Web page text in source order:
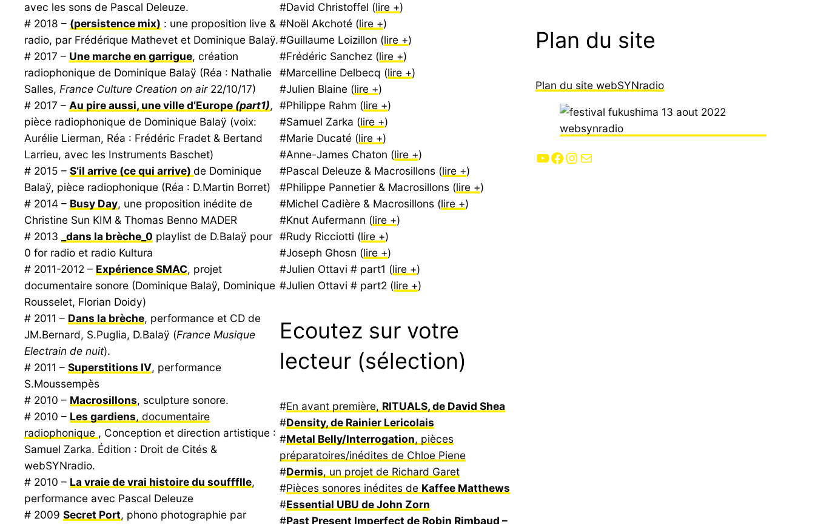
avec les sons de Pascal Deleuze.
# 2018 – (persistence mix) : une proposition live &
radio, par Frédérique Mathevet et Dominique Balaÿ.
# 2017 – Une marche en garrigue, création
radiophonique de Dominique Balaÿ (Réa : Nathalie
Salles, France Culture Creation on air22/10/17)
# 2017 – Au pire aussi, une ville d’Europe (part1),
pièce radiophonique de Dominique Balaÿ (voix:
Aurélie Lierman, Réa : Frédéric Fradet & Bertand
Larrieu, avec les Instruments Baschet)
# 2015 – S’il arrive (ce qui arrive) de Dominique
Balaÿ, pièce radiophonique (Réa : D.Martin Borret)
# 2014 – Busy Day, une proposition inédite de
Christine Sun KIM & Thomas Benno MADER
# 2013
_dans la brèche_0 playlist de D.Balaÿ pour
0 for radio et radio Kultura
# 2011-2012 – Expérience SMAC, projet
documentaire sonore (Dominique Balaÿ, Dominique
Rousselet, Florian Doidy)
# 2011 – Dans la brèche, performance et CD de
JM.Bernard, S.Puglia, D.Balaÿ (France Musique
Electrain de nuit).
# 2011 – Superstitions IV, performance
S.Moussempès
# 2010 – Macrosillons, sculpture sonore.
# 2010 – Les gardiens, documentaire
radiophonique , Conception et direction artistique :
Samuel Zarka. Édition : Droit de Cités &
webSYNradio.
# 2010 – La vraie de vrai histoire du souffflle,
performance avec Pascal Deleuze
# 2009 Secret Port, phono photographie par
#David Christoffel (lire +)
#Noël Akchoté (lire +)
#Guillaume Loizillon (lire +)
#Frédéric Sanchez (lire +)
#Marcelline Delbecq (lire +)
#Julien Blaine (lire +)
#Philippe Rahm (lire +)
#Samuel Zarka (lire +)
#Marie Ducaté (lire +)
#Anne-James Chaton (lire +)
#Pascal Deleuze & Macrosillons (lire +)
#Philippe Pannetier & Macrosillons (lire +)
#Michel Cadière & Macrosillons (lire +)
#Knut Aufermann (lire +)
#Rudy Ricciotti (lire +)
#Joseph Ghosn (lire +)
#Julien Ottavi # part1 (lire +)
#Julien Ottavi # part2 (lire +)
Ecoutez sur votre
lecteur (sélection)
#En avant première, RITUALS, de David Shea
#Density, de Rainier Lericolais
#Metal Belly/Interrogation, pièces
préparatoires/inédites de Chloe Piene
#Dermis, un projet de Richard Garet
#Pièces sonores inédites de Kaffee Matthews
#Essential UBU de John Zorn
#Past Present Imperfect de Robin Rimbaud –
Plan du site
Plan du site webSYNradio
YouTube Facebook Instagram E-mail